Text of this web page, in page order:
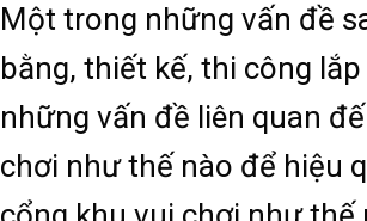
Một trong những vấn đề
bằng, thiết kế, thi công
những vấn đề liên quan
chơi như thế nào để hiệu